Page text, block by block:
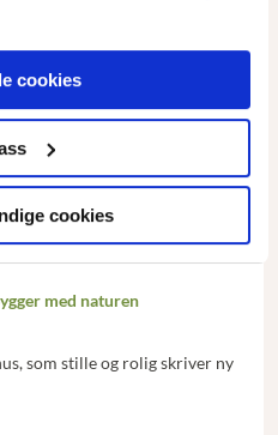
cookies
cookies
med naturen
som stille og rolig skriver ny